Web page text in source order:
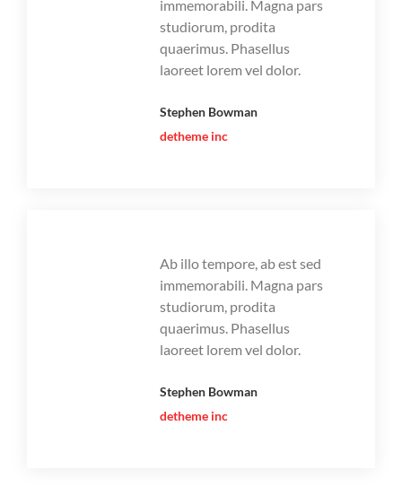
immemorabili. Magna pars
studiorum, prodita
quaerimus. Phasellus
laoreet lorem vel dolor.
Stephen Bowman
detheme inc
Ab illo tempore, ab est sed
immemorabili. Magna pars
studiorum, prodita
quaerimus. Phasellus
laoreet lorem vel dolor.
Stephen Bowman
detheme inc